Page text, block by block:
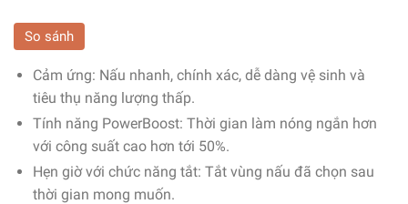
So sánh
Cảm ứng: Nấu nhanh, chính xác, dễ dàng vệ sinh và
tiêu thụ năng lượng thấp.
Tính năng PowerBoost: Thời gian làm nóng ngắn hơn
với công suất cao hơn tới 50%.
Hẹn giờ với chức năng tắt: Tắt vùng nấu đã chọn sau
thời gian mong muốn.